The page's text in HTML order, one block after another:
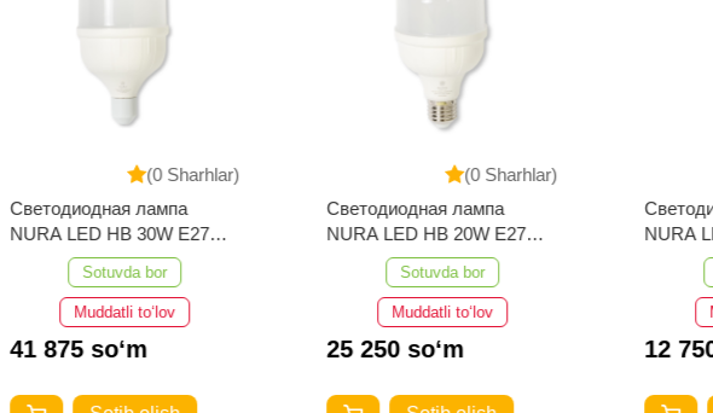
(0 Sharhlar)
Светодиодная лампа
NURA LED HB 30W E27
Sotuvda bor
Muddatli to‘lov
41 875 so‘m
(0 Sharhlar)
Светодиодная лампа
NURA LED HB 20W E27
Sotuvda bor
Muddatli to‘lov
25 250 so‘m
NURA
12